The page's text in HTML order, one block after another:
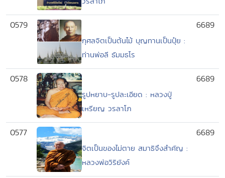
0579
กุศลจิตเป็นต้นไม้ บุญทานเป็นปุ๋ย :
ท่านพ่อลี ธัมมธโร
6689
0578
รูปหยาบ-รูปละเอียด : หลวงปู่
เหรียญ วรลาโภ
6689
0577
จิตเป็นของไม่ตาย สมาธิจึงสำคัญ :
หลวงพ่อวิริยังค์
6689